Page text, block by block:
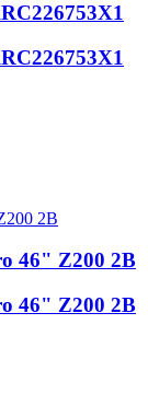
46" Z200 2B
46" Z200 2B